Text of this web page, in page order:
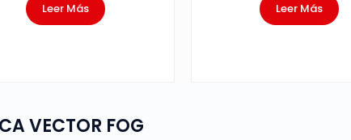
Leer Más Leer Más
VECTOR FOG